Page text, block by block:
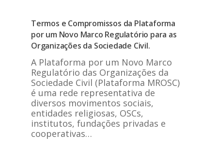
Termos e Compromissos da Plataforma
por um Novo Marco Regulatório para as
Organizações da Sociedade Civil.
A Plataforma por um Novo Marco
Regulatório das Organizações da
Sociedade Civil (Plataforma MROSC)
é uma rede representativa de
diversos movimentos sociais,
entidades religiosas, OSCs,
institutos, fundações privadas e
cooperativas…